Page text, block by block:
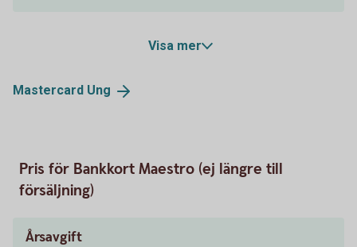
Visa mer
Mastercard Ung
Pris för Bankkort Maestro (ej längre till
försäljning)
Årsavgift